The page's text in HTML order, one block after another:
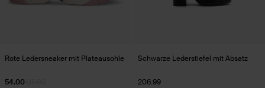
Rote Ledersneaker mit Plateausohle
54.00
Schwarze Lederstiefel mit Absatz
206.99